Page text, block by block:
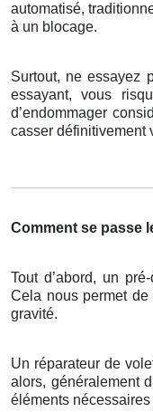
automatisé,
à un blocage.
Surtout, ne essayez
essayant, vous
d’endommager
casser définitivement
Comment se passe
Tout d’abord, un
Cela nous permet
gravité.
Un réparateur de
alors, généralement
éléments